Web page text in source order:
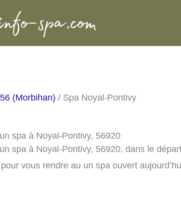
(Morbihan) / Spa Noyal-Pontivy
spa à Noyal-Pontivy, 56920
spa à Noyal-Pontivy, 56920, dans le
vous rendre au un spa ouvert